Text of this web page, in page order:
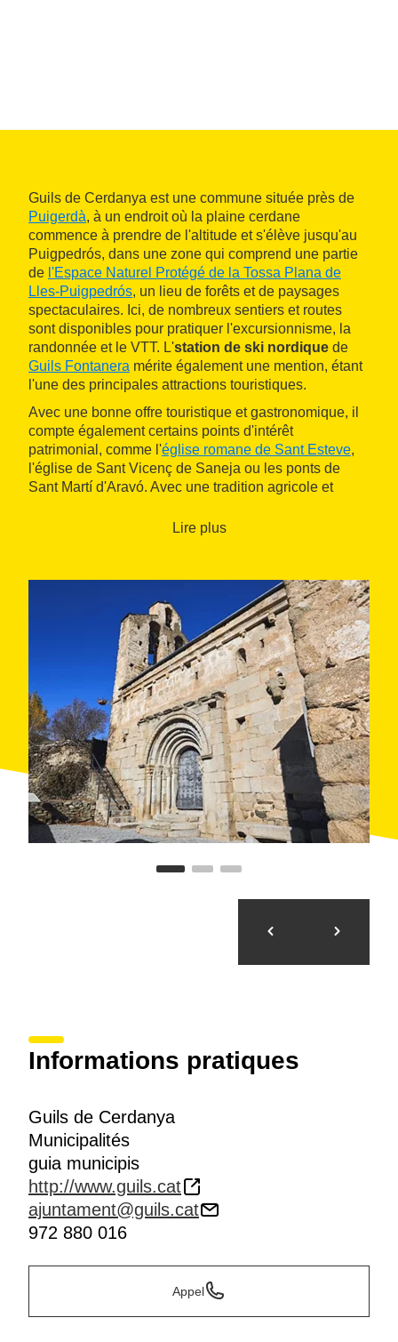
Guils de Cerdanya est une commune située près de
Puigerdà, à un endroit où la plaine cerdane
commence à prendre de l'altitude et s'élève jusqu'au
Puigpedrós, dans une zone qui comprend une partie
de l'Espace Naturel Protégé de la Tossa Plana de
Lles-Puigpedrós, un lieu de forêts et de paysages
spectaculaires. Ici, de nombreux sentiers et routes
sont disponibles pour pratiquer l'excursionnisme, la
randonnée et le VTT. L'station de ski nordique de
Guils Fontanera mérite également une mention, étant
l'une des principales attractions touristiques.
Avec une bonne offre touristique et gastronomique, il
compte également certains points d'intérêt
patrimonial, comme l'église romane de Sant Esteve,
l'église de Sant Vicenç de Saneja ou les ponts de
Sant Martí d'Aravó. Avec une tradition agricole et
tourisme actif et familialque pour passer un moment
Lire plus
Informations pratiques
Guils de Cerdanya
Municipalités
guia municipis
http://www.guils.cat
ajuntament@guils.cat
972 880 016
Appel